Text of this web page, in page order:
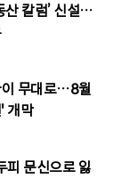
산 칼럼’ 신설…
이 무대로…8월
개막
피 문신으로 잃